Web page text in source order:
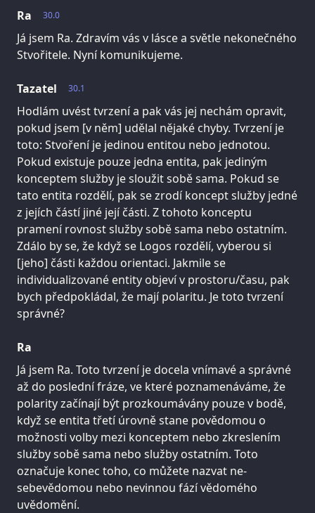
30.0
Ra
Já jsem Ra. Zdravím vás v lásce a světle nekonečného
Stvořitele. Nyní komunikujeme.
30.1
Tazatel
Hodlám uvést tvrzení a pak vás jej nechám opravit,
pokud jsem [v něm] udělal nějaké chyby. Tvrzení je
toto: Stvoření je jedinou entitou nebo jednotou.
Pokud existuje pouze jedna entita, pak jediným
konceptem služby je sloužit sobě sama. Pokud se
tato entita rozdělí, pak se zrodí koncept služby jedné
z jejích částí jiné její části. Z tohoto konceptu
pramení rovnost služby sobě sama nebo ostatním.
Zdálo by se, že když se Logos rozdělí, vyberou si
[jeho] části každou orientaci. Jakmile se
individualizované entity objeví v prostoru/času, pak
bych předpokládal, že mají polaritu. Je toto tvrzení
správné?
Ra
Já jsem Ra. Toto tvrzení je docela vnímavé a správné
až do poslední fráze, ve které poznamenáváme, že
polarity začínají být prozkoumávány pouze v bodě,
když se entita třetí úrovně stane povědomou o
možnosti volby mezi konceptem nebo zkreslením
služby sobě sama nebo služby ostatním. Toto
označuje konec toho, co můžete nazvat ne-
sebevědomou nebo nevinnou fází vědomého
uvědomění.